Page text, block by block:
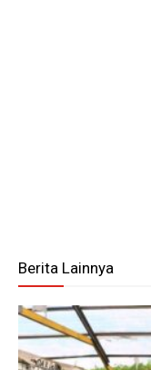
Berita Lainnya